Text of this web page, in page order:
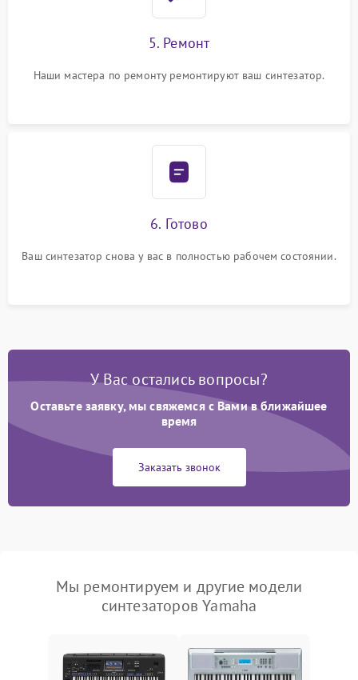
5. Ремонт
Наши мастера по ремонту ремонтируют ваш синтезатор.
6. Готово
Ваш синтезатор снова у вас в полностью рабочем состоянии.
У Вас остались вопросы?
Оставьте заявку, мы свяжемся с Вами в ближайшее
время
Заказать звонок
Мы ремонтируем и другие модели
синтезаторов Yamaha